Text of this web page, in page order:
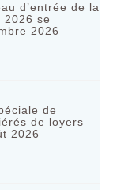
d’entrée de la
2026 se
2026
de
de loyers
2026